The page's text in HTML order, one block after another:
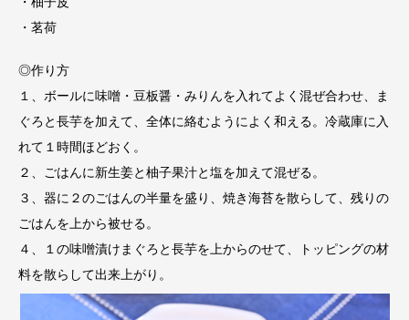
・茗荷
◎作り方
１、ボールに味噌・豆板醤・みりんを入れてよく混ぜ合わせ、ま
ぐろと長芋を加えて、全体に絡むようによく和える。冷蔵庫に入
れて１時間ほどおく。
２、ごはんに新生姜と柚子果汁と塩を加えて混ぜる。
３、器に２のごはんの半量を盛り、焼き海苔を散らして、残りの
ごはんを上から被せる。
４、１の味噌漬けまぐろと長芋を上からのせて、トッピングの材
料を散らして出来上がり。